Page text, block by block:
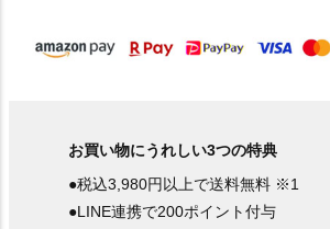
お買い物にうれしい3つの特典
●税込3,980円以上で送料無料 ※1
●LINE連携で200ポイント付与